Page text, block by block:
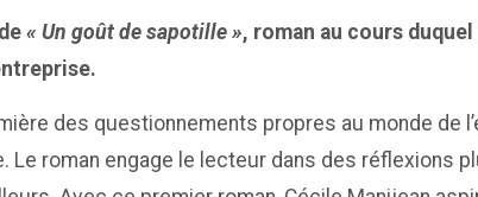
« Un goût de sapotille », roman au cours
des questionnements propres au monde de
Le roman engage le lecteur dans des réflexions